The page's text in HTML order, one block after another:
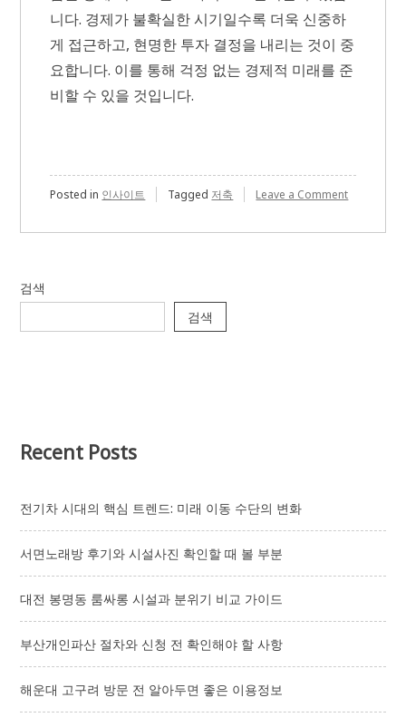
니다. 경제가 불확실한 시기일수록 더욱 신중하
게 접근하고, 현명한 투자 결정을 내리는 것이 중
요합니다. 이를 통해 걱정 없는 경제적 미래를 준
비할 수 있을 것입니다.
Posted in 인사이트 Tagged 저축 Leave a Commenton
검색
검색
Recent Posts
전기차 시대의 핵심 트렌드: 미래 이동 수단의 변화
서면노래방 후기와 시설사진 확인할 때 볼 부분
대전 봉명동 룸싸롱 시설과 분위기 비교 가이드
부산개인파산 절차와 신청 전 확인해야 할 사항
해운대 고구려 방문 전 알아두면 좋은 이용정보